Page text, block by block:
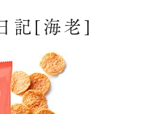
記[海老]